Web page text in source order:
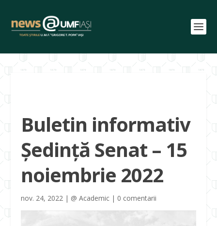
Buletin informativ
Ședință Senat – 15
noiembrie 2022
nov. 24, 2022| @ Academic| 0 comentarii